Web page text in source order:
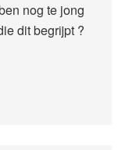
nog te jong
dit begrijpt ?